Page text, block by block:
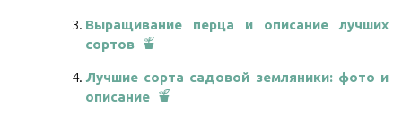
Выращивание перца и описание лучших
сортов
Лучшие сорта садовой земляники: фото и
описание